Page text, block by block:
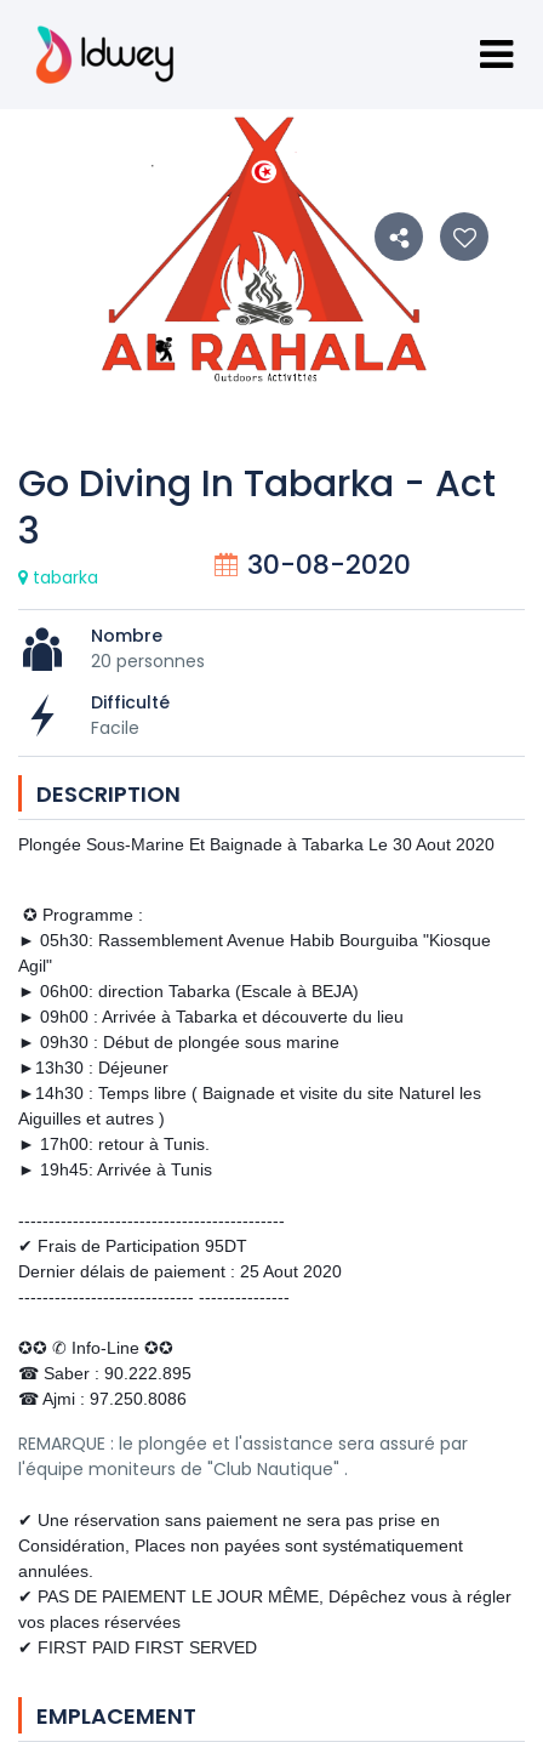
Go Diving In Tabarka - Act
3
tabarka 30-08-2020
Nombre
20 personnes
Difficulté
Facile
DESCRIPTION
Plongée Sous-Marine Et Baignade à Tabarka Le 30 Aout 2020
✪ Programme :
► 05h30: Rassemblement Avenue Habib Bourguiba "Kiosque
Agil"
► 06h00: direction Tabarka (Escale à BEJA)
► 09h00 : Arrivée à Tabarka et découverte du lieu
► 09h30 : Début de plongée sous marine
►13h30 : Déjeuner
►14h30 : Temps libre ( Baignade et visite du site Naturel les
Aiguilles et autres )
► 17h00: retour à Tunis.
► 19h45: Arrivée à Tunis
--------------------------------------------
✔ Frais de Participation 95DT
Dernier délais de paiement : 25 Aout 2020
----------------------------- ---------------
✪✪ ✆ Info-Line ✪✪
☎ Saber : 90.222.895
☎ Ajmi : 97.250.8086
REMARQUE : le plongée et l'assistance sera assuré par
l'équipe moniteurs de "Club Nautique" .
✔ Une réservation sans paiement ne sera pas prise en
Considération, Places non payées sont systématiquement
annulées.
✔ PAS DE PAIEMENT LE JOUR MÊME, Dépêchez vous à régler
vos places réservées
✔ FIRST PAID FIRST SERVED
EMPLACEMENT